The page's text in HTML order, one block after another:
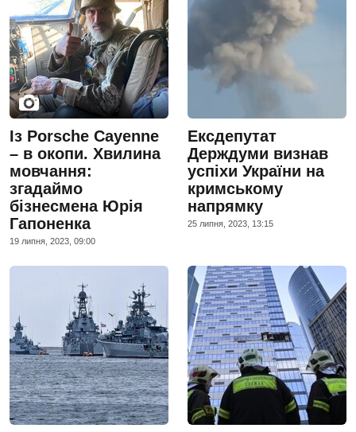
Із Porsche Cayenne
– в окопи. Хвилина
мовчання:
згадаймо
бізнесмена Юрія
Гапоненка
19 липня, 2023, 09:00
Ексдепутат
Держдуми визнав
успіхи України на
кримському
напрямку
25 липня, 2023, 13:15